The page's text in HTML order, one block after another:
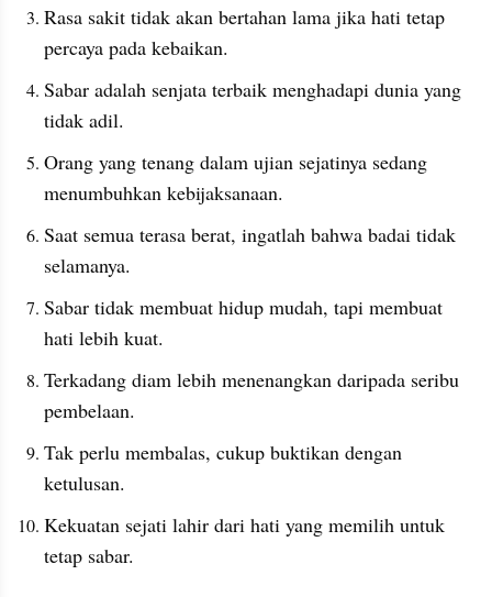
Rasa sakit tidak akan bertahan lama jika hati tetap
percaya pada kebaikan.
Sabar adalah senjata terbaik menghadapi dunia yang
tidak adil.
Orang yang tenang dalam ujian sejatinya sedang
menumbuhkan kebijaksanaan.
Saat semua terasa berat, ingatlah bahwa badai tidak
selamanya.
Sabar tidak membuat hidup mudah, tapi membuat
hati lebih kuat.
Terkadang diam lebih menenangkan daripada seribu
pembelaan.
Tak perlu membalas, cukup buktikan dengan
ketulusan.
Kekuatan sejati lahir dari hati yang memilih untuk
tetap sabar.